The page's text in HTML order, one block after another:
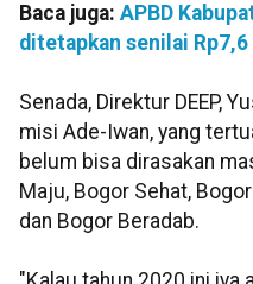
Baca juga: APBD
ditetapkan senilai
Senada, Direktur DEEP,
misi Ade-Iwan, yang
belum bisa dirasakan
Maju, Bogor Sehat,
dan Bogor Beradab.